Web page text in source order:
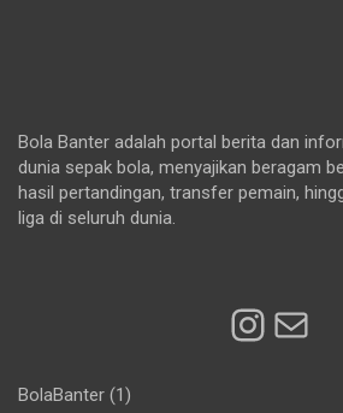
Bola Banter adalah portal berita dan
dunia sepak bola, menyajikan beragam
hasil pertandingan, transfer pemain,
liga di seluruh dunia.
Mail
BolaBanter (1)